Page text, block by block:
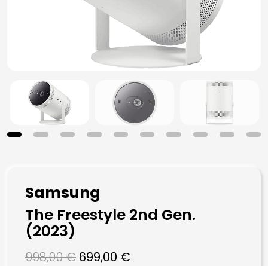
Samsung
The Freestyle 2nd Gen.
(2023)
998,00€ Ursprünglicher
699,00 €Aktueller